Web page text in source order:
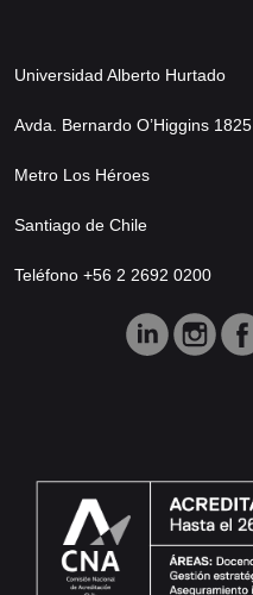
Universidad Alberto Hurtado
Avda. Bernardo O’Higgins 1825
Metro Los Héroes
Santiago de Chile
Teléfono +56 2 2692 0200